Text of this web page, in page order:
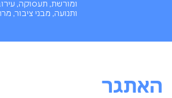
ומורשת, תעסוקה,
ותנועה, מבני ציבור,
האתגר